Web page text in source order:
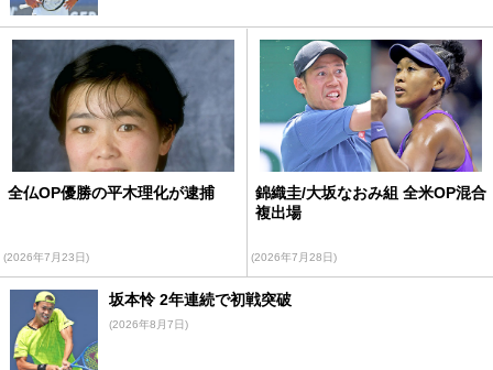
全仏OP優勝の平木理化が逮捕
(2026年7月23日)
錦織圭/大坂なおみ組 全米OP混合
複出場
(2026年7月28日)
坂本怜 2年連続で初戦突破
(2026年8月7日)